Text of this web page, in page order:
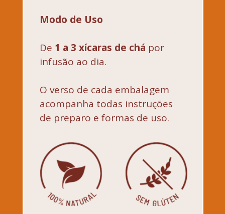
Modo de Uso
De 1 a 3 xícaras de chá por
infusão ao dia.
O verso de cada embalagem
acompanha todas instruções
de preparo e formas de uso.